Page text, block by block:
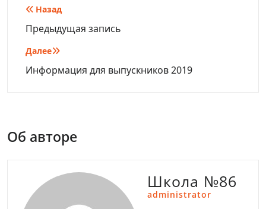
Навигация
по
записям
Назад
Предыдущая запись
Далее
Информация для выпускников 2019
Об авторе
Школа №86
administrator